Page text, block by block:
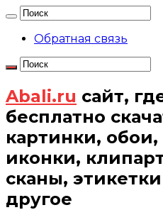
Обратная связь
Abali.ru сайт,
бесплатно
картинки,
иконки,
сканы,
другое